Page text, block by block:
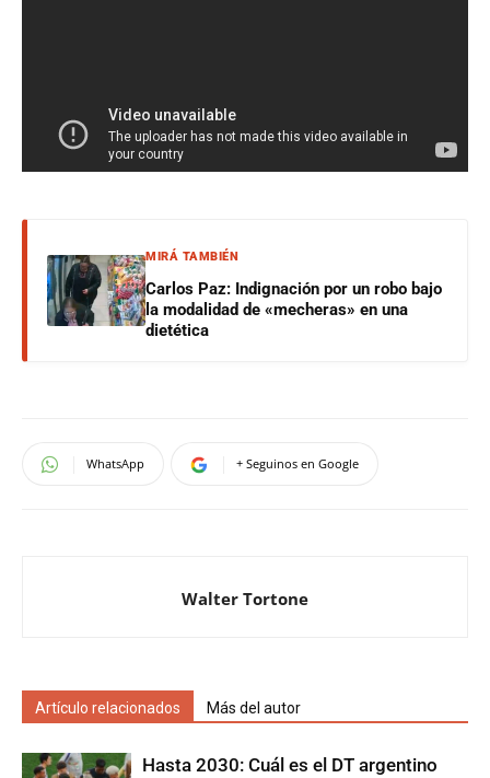
MIRÁ TAMBIÉN
Carlos Paz: Indignación por un robo bajo
la modalidad de «mecheras» en una
dietética
WhatsApp + Seguinos en Google
Walter Tortone
Artículo relacionados Más del autor
Hasta 2030: Cuál es el DT argentino